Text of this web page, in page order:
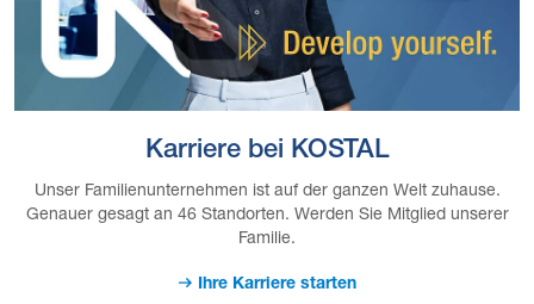
Karriere bei KOSTAL
Unser Familienunternehmen ist auf der ganzen Welt zuhause.
Genauer gesagt an 46 Standorten. Werden Sie Mitglied unserer
Familie.
Ihre Karriere starten